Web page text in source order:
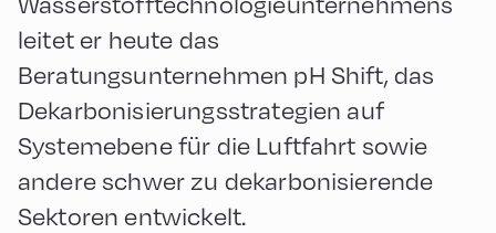
leitet er heute das
Beratungsunternehmen pH Shift, das
Dekarbonisierungsstrategien auf
Systemebene für die Luftfahrt sowie
andere schwer zu dekarbonisierende
Sektoren entwickelt.